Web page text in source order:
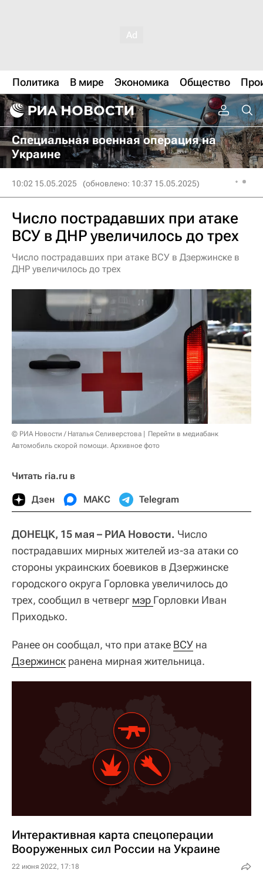
Политика В мире Экономика Общество
Специальная военная операция на
Украине
10:02 15.05.2025 (обновлено: 10:37 15.05.2025)
Число пострадавших при атаке
ВСУ в ДНР увеличилось до трех
Число пострадавших при атаке ВСУ в Дзержинске в
ДНР увеличилось до трех
© РИА Новости / Наталья Селиверстова
Перейти в медиабанк
Автомобиль скорой помощи. Архивное фото
Читать ria.ru в
Дзен МАКС Telegram
ДОНЕЦК, 15 мая – РИА Новости. Число
пострадавших мирных жителей из-за атаки со
стороны украинских боевиков в Дзержинске
городского округа Горловка увеличилось до
трех, сообщил в четверг мэр Горловки Иван
Приходько.
Ранее он сообщал, что при атаке ВСУ на
Дзержинск ранена мирная жительница.
Интерактивная карта спецоперации
Вооруженных сил России на Украине
22 июня 2022, 17:18